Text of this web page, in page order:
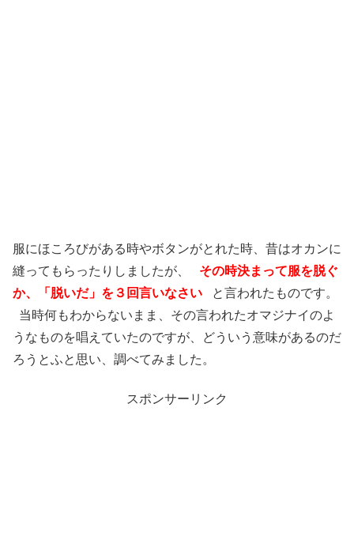
服にほころびがある時やボタンがとれた時、昔はオカンに
縫ってもらったりしましたが、 その時決まって服を脱ぐ
か、「脱いだ」を３回言いなさい と言われたものです。
当時何もわからないまま、その言われたオマジナイのよ
うなものを唱えていたのですが、どういう意味があるのだ
ろうとふと思い、調べてみました。
スポンサーリンク